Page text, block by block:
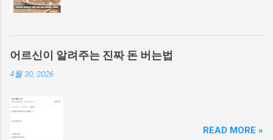
어르신이 알려주는 진짜 돈 버는법
4월 30, 2026
READ MORE »